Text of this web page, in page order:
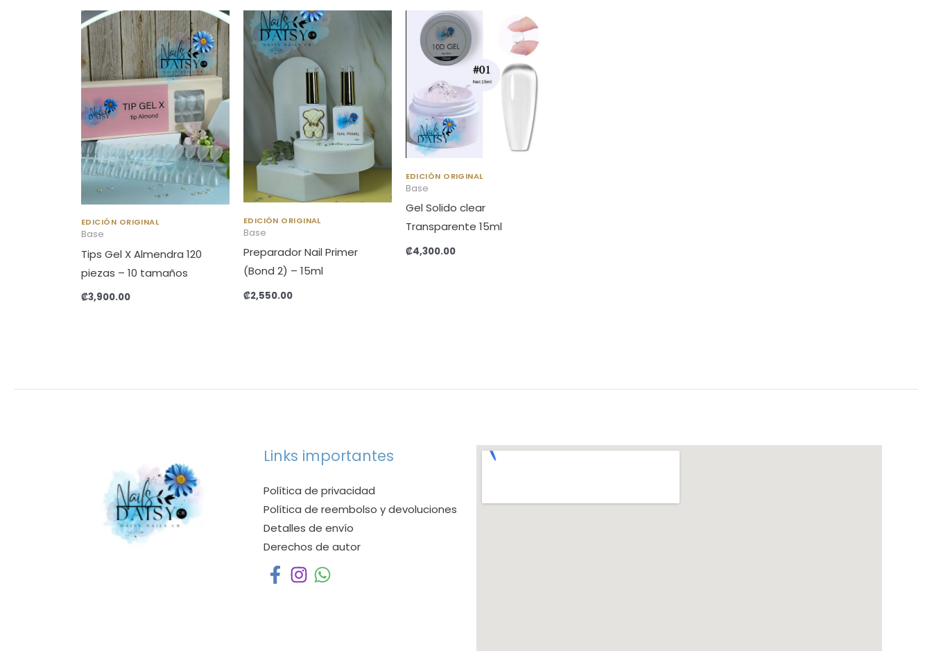
EDICIÓN ORIGINAL
Base
Tips Gel X Almendra 120
piezas – 10 tamaños
₡3,900.00
EDICIÓN ORIGINAL
Base
Preparador Nail Primer
(Bond 2) – 15ml
₡2,550.00
EDICIÓN ORIGINAL
Base
Gel Solido clear
Transparente 15ml
₡4,300.00
Links importantes
Política de privacidad
Política de reembolso y devoluciones
Detalles de envío
Derechos de autor